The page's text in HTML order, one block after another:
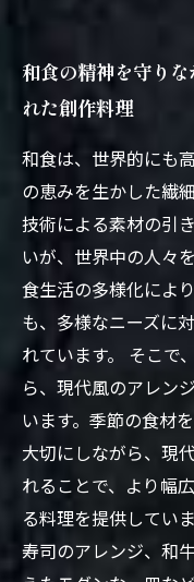
和食の精神を守り
れた創作料理
和食は、世界的にも
の恵みを生かした繊
技術による素材の引
いが、世界中の人々
食生活の多様化によ
も、多様なニーズに
れています。 そこで
ら、現代風のアレン
います。季節の食材
大切にしながら、現
れることで、より幅
る料理を提供してい
寿司のアレンジ、和